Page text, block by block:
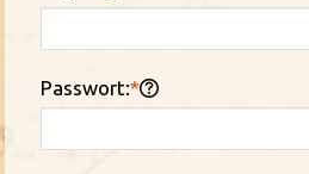
Passwort:*